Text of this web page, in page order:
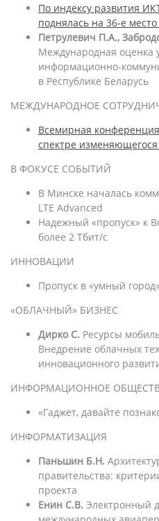
По индексу развития
поднялась на 36-е
Петрулевич П.А.,
Международная оценка
информационно-
в Республике Беларусь
МЕЖДУНАРОДНОЕ
Всемирная
спектре
В ФОКУСЕ СОБЫТИЙ
В Минске началась
LTE Advanced
Надежный «пропуск» к
более 2 Тбит/с
ИННОВАЦИИ
Пропуск в «умный город»
«ОБЛАЧНЫЙ» БИЗНЕС
Дирко С. Ресурсы
Внедрение облачных
инновационного
ИНФОРМАЦИОННОЕ
«Гаджет, давайте
ИНФОРМАТИЗАЦИЯ
Паньшин Б.Н.
правительства:
проекта
Енин С.В. Электронный